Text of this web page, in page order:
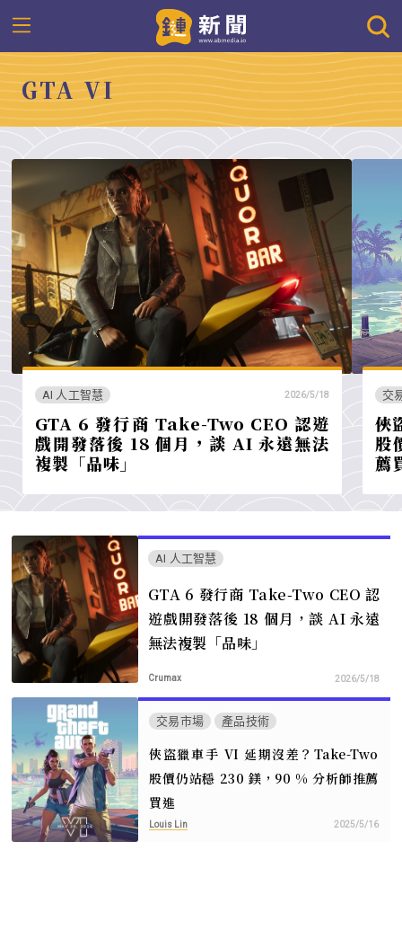
GTA VI
AI 人工智慧 2026/5/18
GTA 6 發行商 Take-Two CEO 認遊
戲開發落後 18 個月，談 AI 永遠無法
複製「品味」
交
俠
股
薦
AI 人工智慧
GTA 6 發行商 Take-Two CEO 認
遊戲開發落後 18 個月，談 AI 永遠
無法複製「品味」
Crumax 2026/5/18
交易市場 產品技術
俠盜獵車手 VI 延期沒差？Take-Two
股價仍站穩 230 鎂，90 % 分析師推薦
買進
Louis Lin 2025/5/16